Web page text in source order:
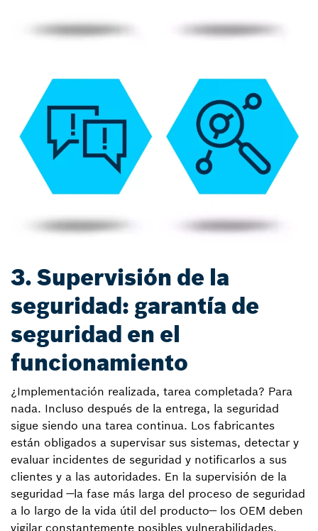
3. Supervisión de la
seguridad: garantía de
seguridad en el
funcionamiento
¿Implementación realizada, tarea completada? Para
nada. Incluso después de la entrega, la seguridad
sigue siendo una tarea continua. Los fabricantes
están obligados a supervisar sus sistemas, detectar y
evaluar incidentes de seguridad y notificarlos a sus
clientes y a las autoridades. En la supervisión de la
seguridad —la fase más larga del proceso de seguridad
a lo largo de la vida útil del producto— los OEM deben
vigilar constantemente posibles vulnerabilidades.